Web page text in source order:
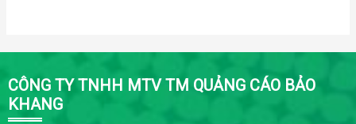
CÔNG TY TNHH MTV TM QUẢNG CÁO BẢO
KHANG